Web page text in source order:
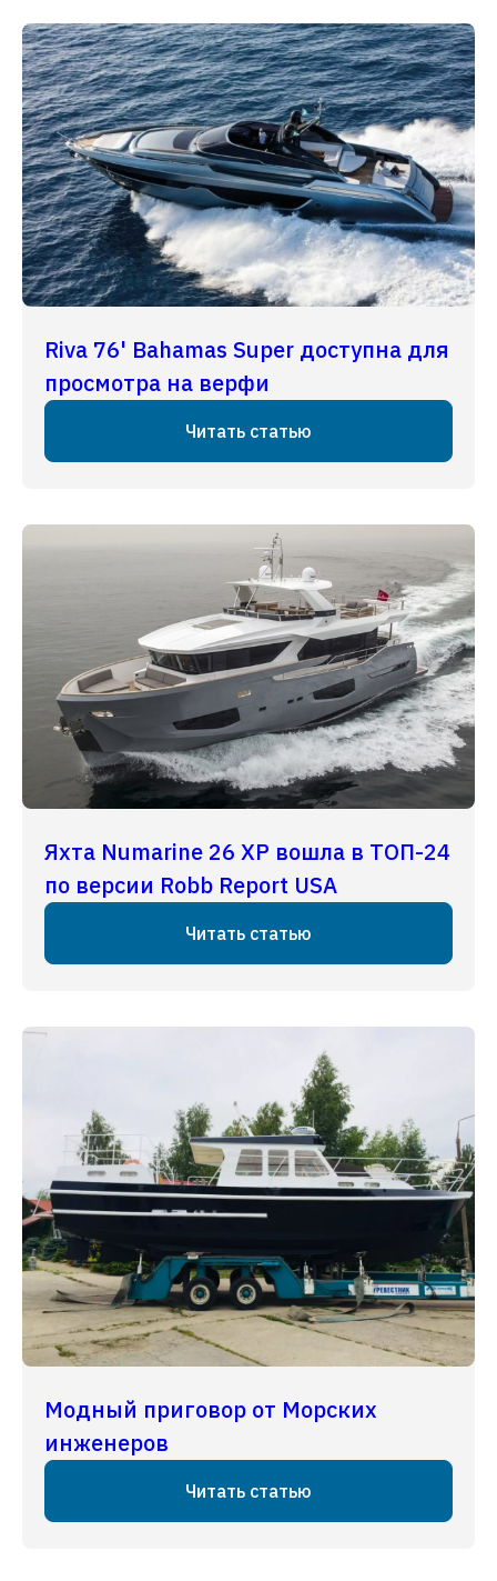
Riva 76' Bahamas Super доступна для
просмотра на верфи
Читать статью
Яхта Numarine 26 XP вошла в ТОП-24
по версии Robb Report USA
Читать статью
Модный приговор от Морских
инженеров
Читать статью